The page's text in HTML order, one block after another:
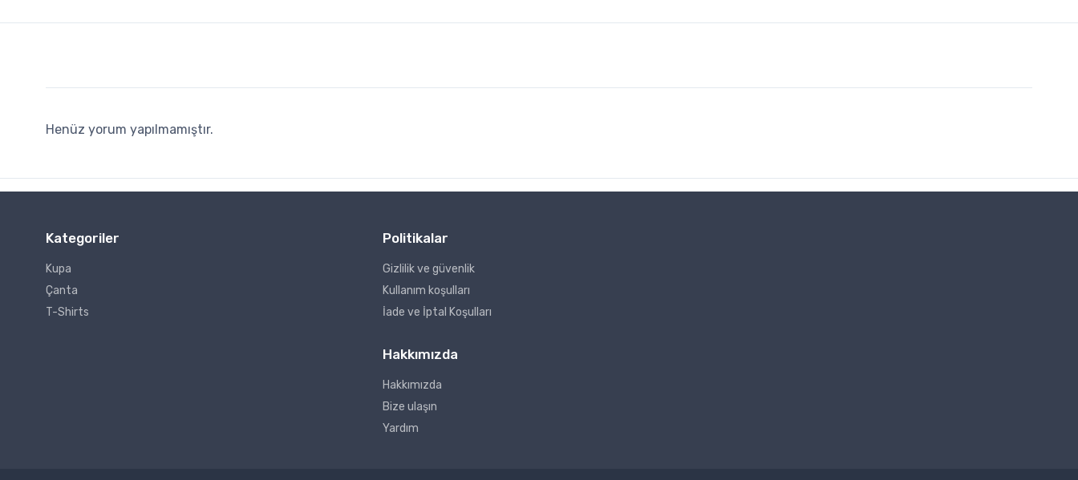
Henüz yorum yapılmamıştır.
Kategoriler
Kupa
Çanta
T-Shirts
Politikalar
Gizlilik ve güvenlik
Kullanım koşulları
İade ve İptal Koşulları
Hakkımızda
Hakkımızda
Bize ulaşın
Yardım